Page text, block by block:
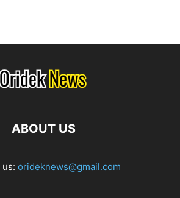
ABOUT US
us: orideknews@gmail.com